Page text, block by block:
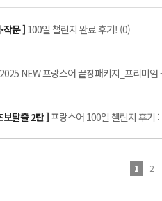
작문 ] 100일 챌린지 완료 후기! (0)
2025 NEW 프랑스어 끝장패키지_프리미엄
보탈출 2탄 ]프랑스어 100일 챌린지 후기
1 2